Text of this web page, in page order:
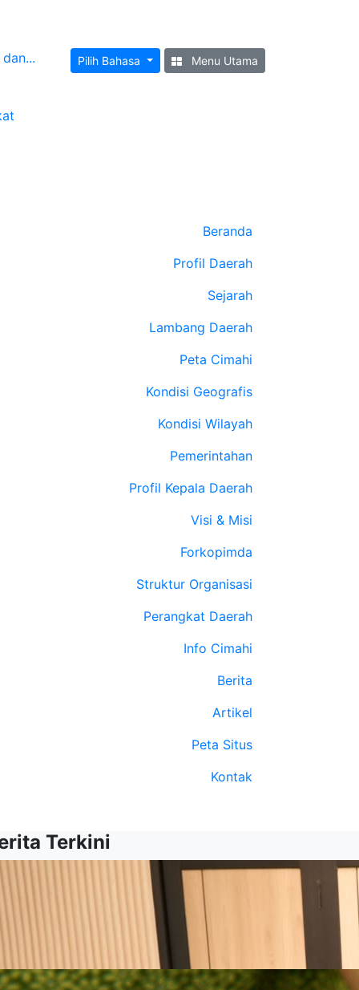
Pilih Bahasa Menu Utama
Beranda
Profil Daerah
Sejarah
Lambang Daerah
Peta Cimahi
Kondisi Geografis
Kondisi Wilayah
Pemerintahan
Profil Kepala Daerah
Visi & Misi
Forkopimda
Struktur Organisasi
Perangkat Daerah
Info Cimahi
Berita
Artikel
Peta Situs
Kontak
Terkini